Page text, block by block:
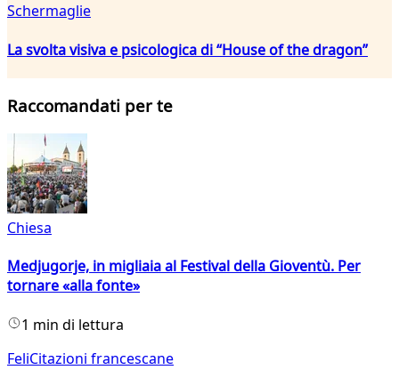
Schermaglie
La svolta visiva e psicologica di “House of the dragon”
Raccomandati per te
Chiesa
Medjugorje, in migliaia al Festival della Gioventù. Per
tornare «alla fonte»
1 min di lettura
FeliCitazioni francescane